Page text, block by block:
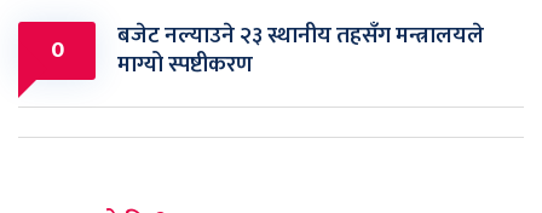
0 बजेट नल्याउने २३ स्थानीय तहसँग मन्त्रालयले
माग्यो स्पष्टीकरण